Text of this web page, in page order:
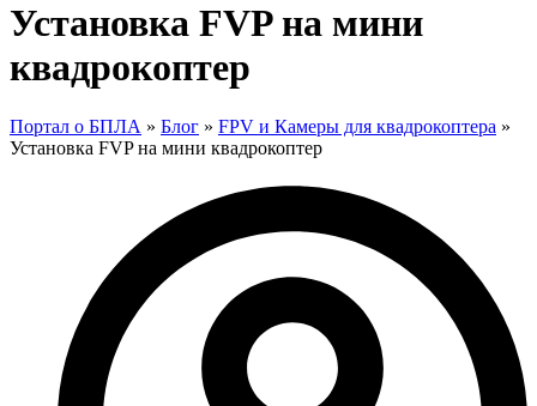
Установка FVP на мини
квадрокоптер
Портал о БПЛА » Блог » FPV и Камеры для квадрокоптера »
Установка FVP на мини квадрокоптер